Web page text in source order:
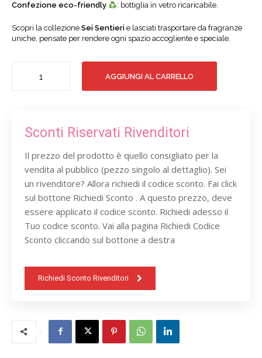
Confezione eco-friendly
: bottiglia in vetro ricaricabile.
Scopri la collezione Sei Sentieri e lasciati trasportare da fragranze
uniche, pensate per rendere ogni spazio accogliente e speciale.
ARANCIO
AGGIUNGI AL CARRELLO
Sconti Riservati Rivenditori
Il prezzo del prodotto è quello consigliato per la
vendita al pubblico (pezzo singolo al dettaglio). Sei
un rivenditore? Allora richiedi il codice sconto. Fai click
sul bottone Richiedi Sconto . A questo prezzo, deve
essere applicato il codice sconto. Richiedi adesso il
Tuo codice sconto. Vai alla pagina Richiedi Codice
Sconto cliccando sul bottone a destra
Richiedi Sconto Rivenditori